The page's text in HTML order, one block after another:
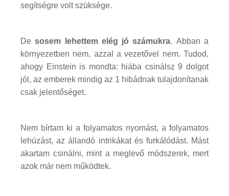
segítségre volt szüksége.
Desosem lehettem elég jó számukra. Abban a
környezetben nem, azzal a vezetővel nem. Tudod,
ahogy Einstein is mondta: hiába csinálsz 9 dolgot
jól, az emberek mindig az 1 hibádnak tulajdonítanak
csak jelentőséget.
Nem bírtam ki a folyamatos nyomást, a folyamatos
lehúzást, az állandó intrikákat és furkálódást. Mást
akartam csinálni, mint a meglevő módszerek, mert
azok már nem működtek.